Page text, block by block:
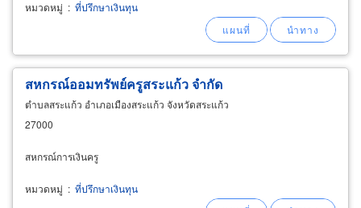
หมวดหมู่ : ที่ปรึกษาเงินทุน
สหกรณ์ออมทรัพย์ครูสระแก้ว จำกัด
ตำบลสระแก้ว อำเภอเมืองสระแก้ว จังหวัดสระแก้ว
27000
สหกรณ์การเงินครู
หมวดหมู่ : ที่ปรึกษาเงินทุน